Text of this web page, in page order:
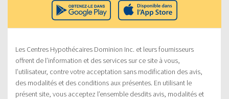
Les Centres Hypothécaires Dominion Inc. et leurs fournisseurs
offrent de l’information et des services sur ce site à vous,
l’utilisateur, contre votre acceptation sans modification des avis,
des modalités et des conditions aux présentes. En utilisant le
présent site, vous acceptez l’ensemble desdits avis, modalités et